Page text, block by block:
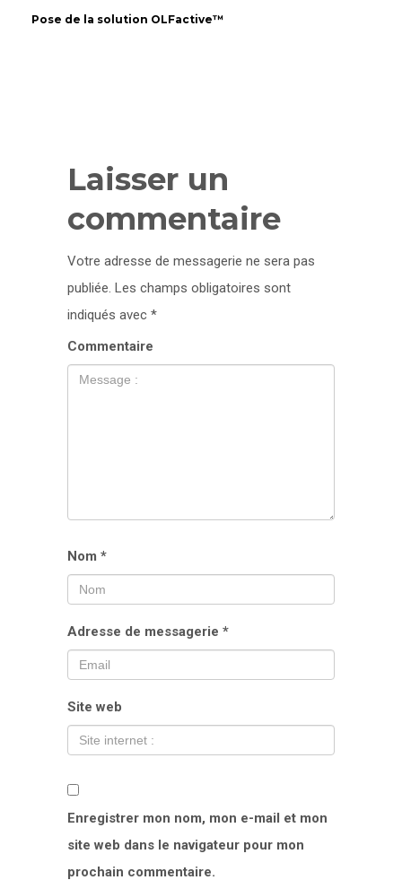
Pose de la solution OLFactive™
Laisser un
commentaire
Votre adresse de messagerie ne sera pas
publiée. Les champs obligatoires sont
indiqués avec *
Commentaire
Nom *
Adresse de messagerie *
Site web
Enregistrer mon nom, mon e-mail et mon
site web dans le navigateur pour mon
prochain commentaire.